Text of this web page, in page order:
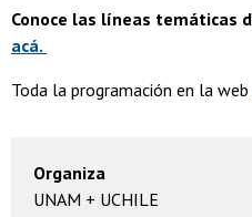
Conoce las líneas temáticas
acá.
Toda la programación en la web
Organiza
UNAM + UCHILE